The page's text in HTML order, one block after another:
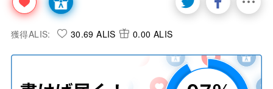
獲得ALIS: 30.69 ALIS 0.00 ALIS